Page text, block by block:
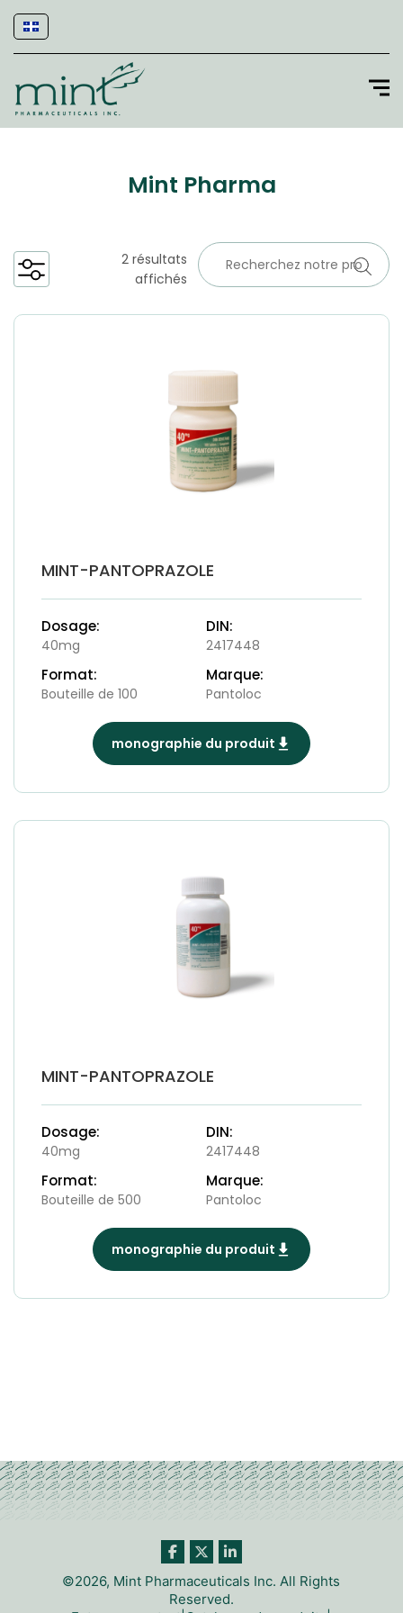
Mint Pharma
2 résultats
affichés
MINT-PANTOPRAZOLE
Dosage:
40mg
DIN:
2417448
Format:
Bouteille de 100
Marque:
Pantoloc
monographie du produit
MINT-PANTOPRAZOLE
Dosage:
40mg
DIN:
2417448
Format:
Bouteille de 500
Marque:
Pantoloc
monographie du produit
©2026, Mint Pharmaceuticals Inc. All Rights
Reserved.